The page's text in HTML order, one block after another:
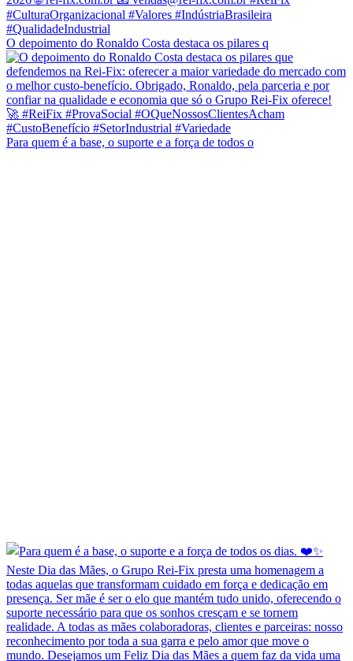
O depoimento do Ronaldo Costa destaca os pilares q
Para quem é a base, o suporte e a força de todos o